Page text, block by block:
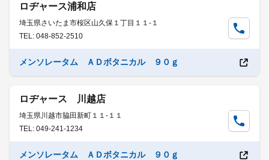
ロヂャース浦和店
埼玉県さいたま市桜区山久保１丁目１１-１
TEL: 048-852-2510
メンソレータム ＡＤボタニカル ９０ｇ
ロヂャース 川越店
埼玉県川越市脇田新町１１-１１
TEL: 049-241-1234
メンソレータム ＡＤボタニカル ９０ｇ